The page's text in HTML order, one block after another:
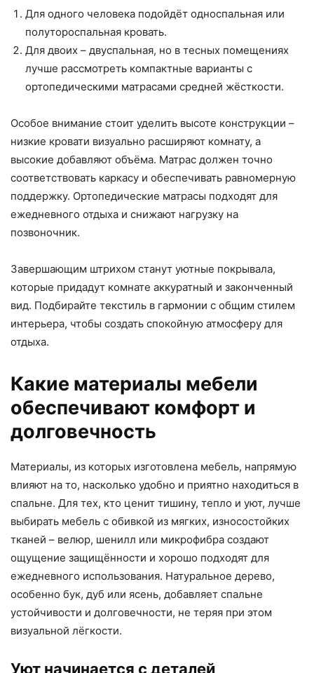
Для одного человека подойдёт односпальная или
полутороспальная кровать.
Для двоих – двуспальная, но в тесных помещениях
лучше рассмотреть компактные варианты с
ортопедическими матрасами средней жёсткости.
Особое внимание стоит уделить высоте конструкции –
низкие кровати визуально расширяют комнату, а
высокие добавляют объёма. Матрас должен точно
соответствовать каркасу и обеспечивать равномерную
поддержку. Ортопедические матрасы подходят для
ежедневного отдыха и снижают нагрузку на
позвоночник.
Завершающим штрихом станут уютные покрывала,
которые придадут комнате аккуратный и законченный
вид. Подбирайте текстиль в гармонии с общим стилем
интерьера, чтобы создать спокойную атмосферу для
отдыха.
Какие материалы мебели
обеспечивают комфорт и
долговечность
Материалы, из которых изготовлена мебель, напрямую
влияют на то, насколько удобно и приятно находиться в
спальне. Для тех, кто ценит тишину, тепло и уют, лучше
выбирать мебель с обивкой из мягких, износостойких
тканей – велюр, шенилл или микрофибра создают
ощущение защищённости и хорошо подходят для
ежедневного использования. Натуральное дерево,
особенно бук, дуб или ясень, добавляет спальне
устойчивости и долговечности, не теряя при этом
визуальной лёгкости.
Уют начинается с деталей